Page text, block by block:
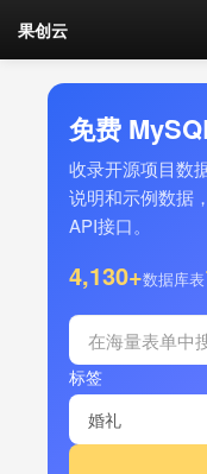
果创云
数据表单
API接口
云存储
剩余接口流量
加流量
免费
收录开源项目数
说明和示例数据
API接口。
4,130+数据库表
标签